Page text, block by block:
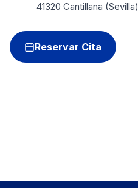
41320 Cantillana (Sevilla)
Reservar Cita